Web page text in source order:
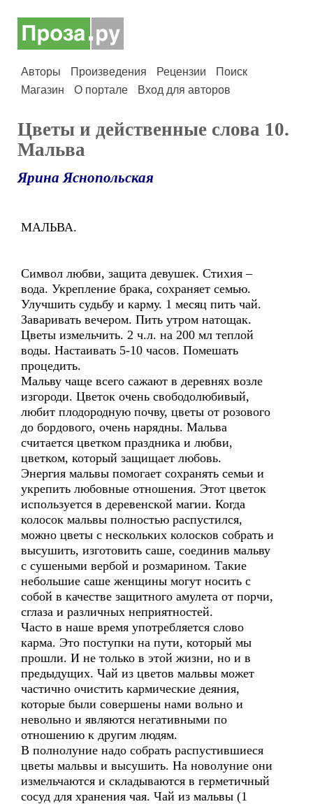
Авторы Произведения Рецензии
Поиск
Магазин
О портале Вход для авторов
Цветы и действенные слова 10.
Мальва
Ярина Яснопольская
МАЛЬВА.
Символ любви, защита девушек. Стихия –
вода. Укрепление брака, сохраняет семью.
Улучшить судьбу и карму. 1 месяц пить чай.
Заваривать вечером. Пить утром натощак.
Цветы измельчить. 2 ч.л. на 200 мл теплой
воды. Настаивать 5-10 часов. Помешать
процедить.
Мальву чаще всего сажают в деревнях возле
изгороди. Цветок очень свободолюбивый,
любит плодородную почву, цветы от розового
до бордового, очень нарядны. Мальва
считается цветком праздника и любви,
цветком, который защищает любовь.
Энергия мальвы помогает сохранять семьи и
укрепить любовные отношения. Этот цветок
используется в деревенской магии. Когда
колосок мальвы полностью распустился,
можно цветы с нескольких колосков собрать и
высушить, изготовить саше, соединив мальву
с сушеными вербой и розмарином. Такие
небольшие саше женщины могут носить с
собой в качестве защитного амулета от порчи,
сглаза и различных неприятностей.
Часто в наше время употребляется слово
карма. Это поступки на пути, который мы
прошли. И не только в этой жизни, но и в
предыдущих. Чай из цветов мальвы может
частично очистить кармические деяния,
которые были совершены нами вольно и
невольно и являются негативными по
отношению к другим людям.
В полнолуние надо собрать распустившиеся
цветы мальвы и высушить. На новолуние они
измельчаются и складываются в герметичный
сосуд для хранения чая. Чай из мальвы (1